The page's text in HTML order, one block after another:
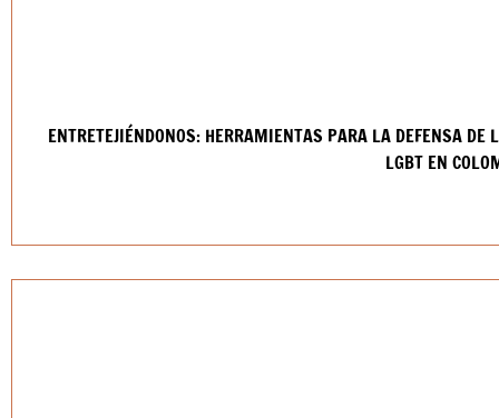
ENTRETEJIÉNDONOS: HERRAMIENTAS PARA LA DEFENSA DE
LGBT EN